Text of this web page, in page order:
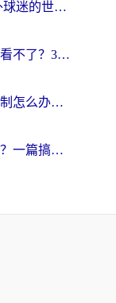
当CCTV5仅限中国大陆，海外球迷的世界杯狂欢如何继续？
为什么咪咕体育的直播在海外看不了？3步解决海外看世界杯+抖音地区限制难题
海外电脑看世界杯直播地区限制怎么办？你需要一个聪明的加速器
海外看世界杯地区限制怎么办？一篇搞定咪咕视频播放+国内资源无缝访问指南